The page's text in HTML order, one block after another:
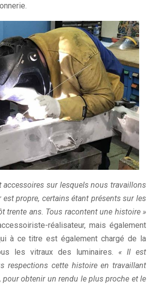
accessoires sur lesquels nous travaillons
propre, certains étant présents sur les
trente ans. Tous racontent une histoire »
réalisateur, mais également
à ce titre est également chargé de la
les vitraux des luminaires.
« Il est
respections cette histoire en travaillant
pour obtenir un rendu le plus proche et le